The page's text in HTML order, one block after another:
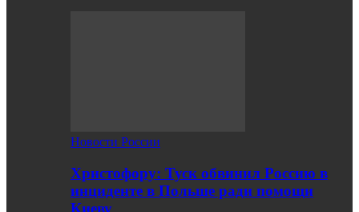
Новости России
Христофору: Туск обвинил Россию в
инциденте в Польше ради помощи
Киеву